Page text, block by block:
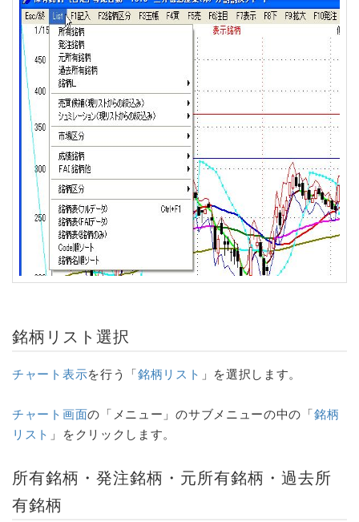
銘柄リスト 選択
チャート表示を行う「銘柄リスト 」を選択します。
チャート画面の「メニュー」のサブメニューの中の「銘柄
リスト 」をクリックします。
所有銘柄・発注銘柄・元所有銘柄・過去所
有銘柄